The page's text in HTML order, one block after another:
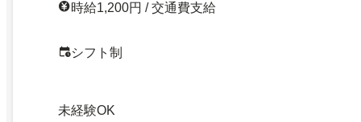
時給1,200円 / 交通費支給
シフト制
未経験OK